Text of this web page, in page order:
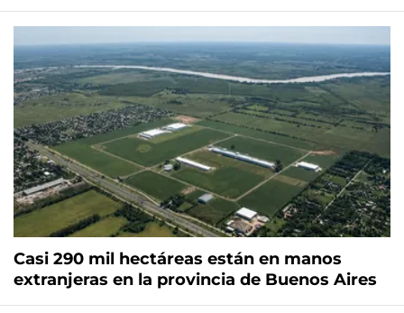
Casi 290 mil hectáreas están en manos
extranjeras en la provincia de Buenos Aires